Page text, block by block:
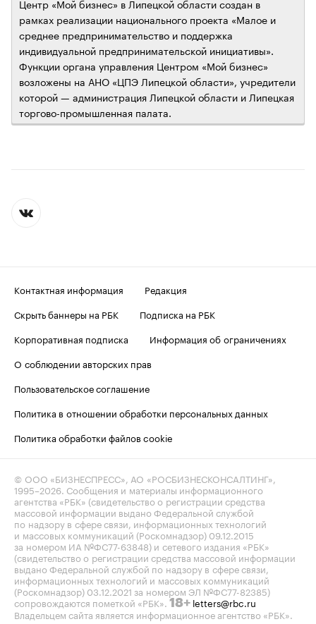
Центр «Мой бизнес» в Липецкой области создан в
рамках реализации национального проекта «Малое и
среднее предпринимательство и поддержка
индивидуальной предпринимательской инициативы».
Функции органа управления Центром «Мой бизнес»
возложены на АНО «ЦПЭ Липецкой области», учредители
которой — администрация Липецкой области и Липецкая
торгово-промышленная палата.
Контактная информация
Редакция
Скрыть баннеры на РБК
Подписка на РБК
Корпоративная подписка
Информация об ограничениях
О соблюдении авторских прав
Пользовательское соглашение
Политика в отношении обработки персональных данных
Политика обработки файлов cookie
© ООО «БИЗНЕСПРЕСС», АО «РОСБИЗНЕСКОНСАЛТИНГ»,
1995–2026 . Сообщения и материалы информационного
агентства «РБК» (свидетельство о регистрации средства
массовой информации выдано Федеральной службой
по надзору в сфере связи, информационных технологий
и массовых коммуникаций (Роскомнадзор) 09.12.2015
за номером ИА №ФС77-63848) и сетевого издания «РБК»
(свидетельство о регистрации средства массовой информации
выдано Федеральной службой по надзору в сфере связи,
информационных технологий и массовых коммуникаций
(Роскомнадзор) 03.12.2021 за номером ЭЛ №ФС77-82385)
сопровождаются пометкой «РБК». 18+ letters@rbc.ru
Владельцем сайта является информационное агентство «РБК».